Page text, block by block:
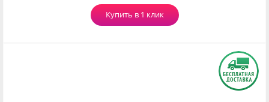
Купить в 1 клик